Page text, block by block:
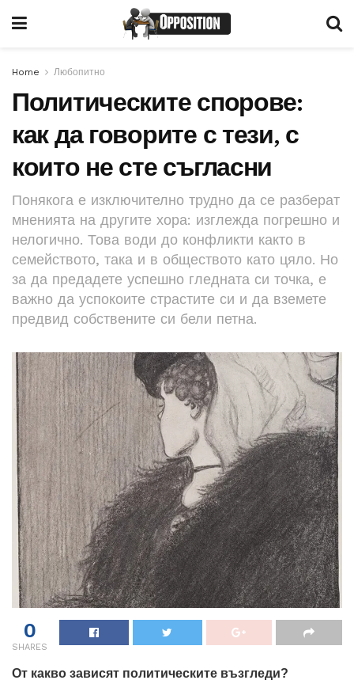
Home Любопитно
Политическите спорове:
как да говорите с тези, с
които не сте съгласни
Понякога е изключително трудно да се разберат
мненията на другите хора: изглежда погрешно и
нелогично. Това води до конфликти както в
семейството, така и в обществото като цяло. Но
за да предадете успешно гледната си точка, е
важно да успокоите страстите си и да вземете
предвид собствените си бели петна.
0
SHARES
От какво зависят политическите възгледи?